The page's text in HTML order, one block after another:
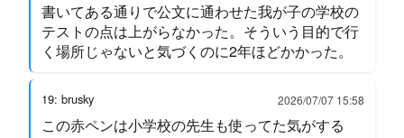
書いてある通りで公文に通わせた我が子の学校の
テストの点は上がらなかった。そういう目的で行
く場所じゃないと気づくのに2年ほどかかった。
19: brusky 2026/07/07 15:58
この赤ペンは小学校の先生も使ってた気がする